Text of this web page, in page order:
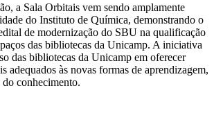
a Sala Orbitais vem sendo amplamente
do Instituto de Química, demonstrando o
de modernização do SBU na qualificação
das bibliotecas da Unicamp. A iniciativa
das bibliotecas da Unicamp em oferecer
adequados às novas formas de aprendizagem,
conhecimento.